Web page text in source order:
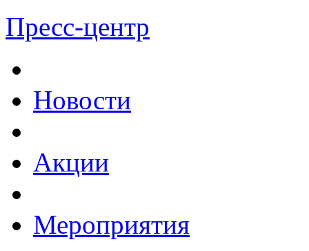
Пресс-центр
Новости
Акции
Мероприятия